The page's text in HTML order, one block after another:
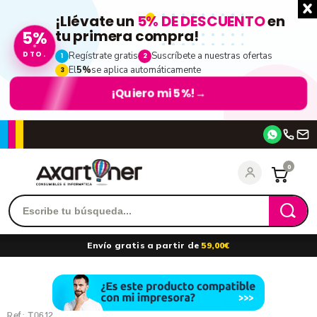
5%
DTO.
¡Llévate un 5% DE DESCUENTOen
tu primera compra!
1 Regístrate gratis 2 Suscríbete a nuestras ofertas
3 El5%se aplica automáticamente
¡Quiero mi 5%! →
entrar
0
Envío gratis a partir de 59,00€